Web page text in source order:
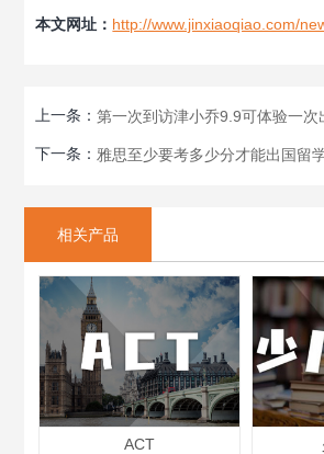
本文网址： http://www.jinxiaoqiao.com/
上一条：第一次到访津小乔9.9可体验一次
下一条： 雅思至少要考多少分才能出国留
相关产品
ACT